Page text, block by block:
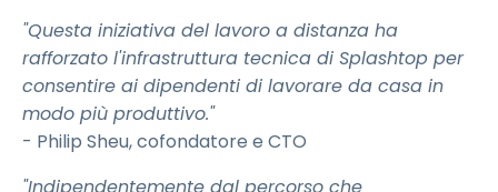
"Questa iniziativa del lavoro a distanza ha
rafforzato l'infrastruttura tecnica di Splashtop per
consentire ai dipendenti di lavorare da casa in
modo più produttivo."
- Philip Sheu, cofondatore e CTO